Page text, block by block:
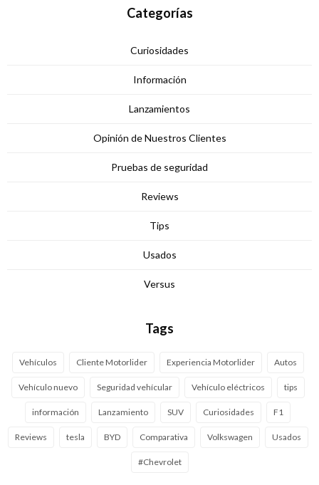
Categorías
Curiosidades
Información
Lanzamientos
Opinión de Nuestros Clientes
Pruebas de seguridad
Reviews
Tips
Usados
Versus
Tags
Vehículos Cliente Motorlider Experiencia Motorlider Autos
Vehículo nuevo Seguridad vehícular Vehículo eléctricos tips
información Lanzamiento SUV Curiosidades F1
Reviews tesla BYD Comparativa Volkswagen Usados
#Chevrolet